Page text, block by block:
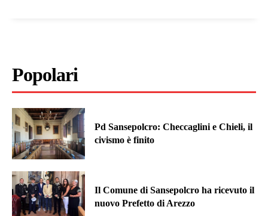
Popolari
Pd Sansepolcro: Checcaglini e Chieli, il
civismo è finito
Il Comune di Sansepolcro ha ricevuto il
nuovo Prefetto di Arezzo